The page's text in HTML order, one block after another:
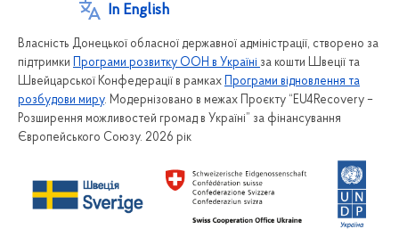
In English
Власність Донецької обласної державної адміністрації, створено за
підтримки
Програми розвитку ООН в Україні за кошти Швеції та
Швейцарської Конфедерації в рамках
Програми відновлення та
розбудови миру. Модернізовано в межах Проєкту “EU4Recovery –
Розширення можливостей громад в Україні” за фінансування
Європейського Союзу. 2026 рік